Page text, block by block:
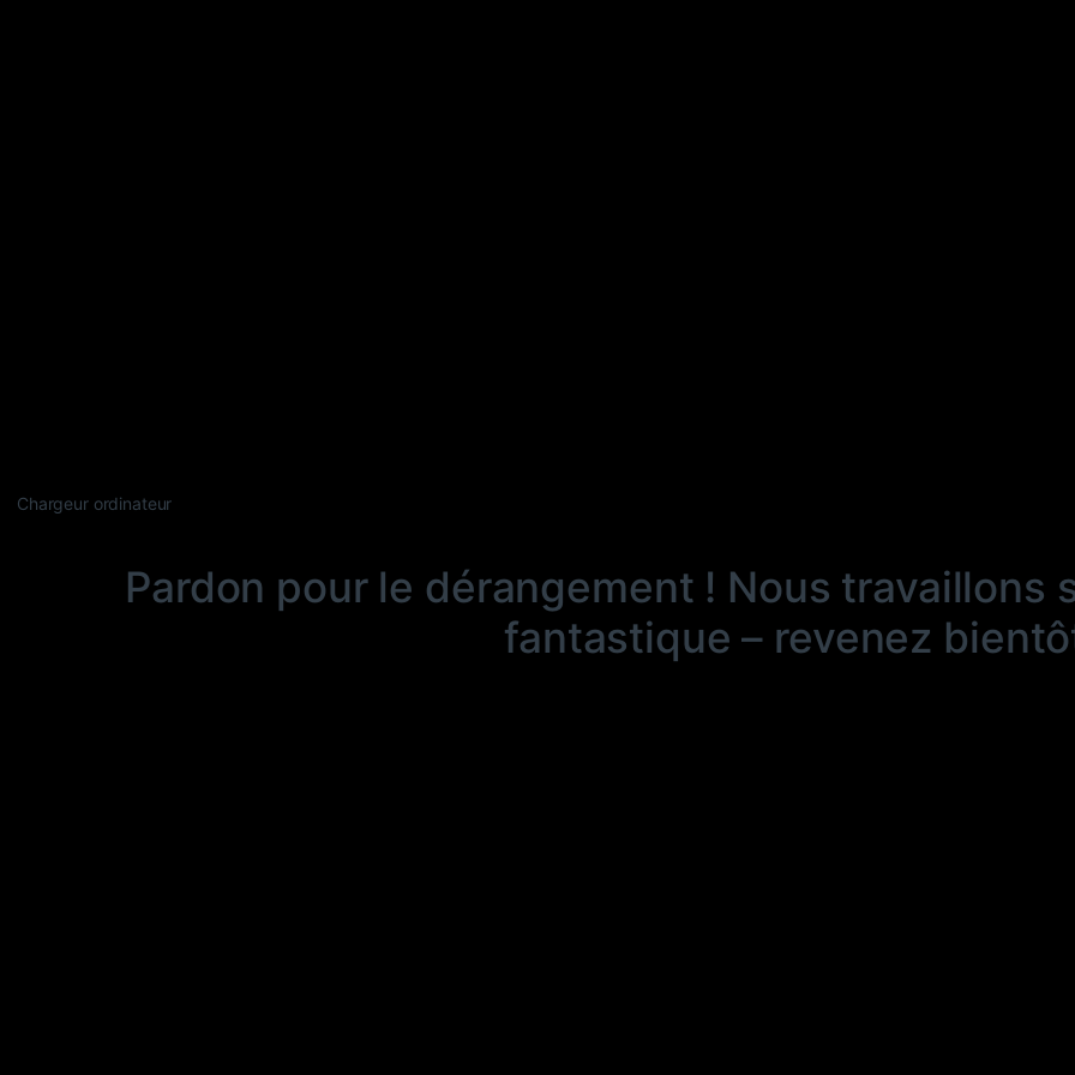
Chargeur ordinateur
Pardon pour le dérangement ! Nous travaillons
fantastique – revenez